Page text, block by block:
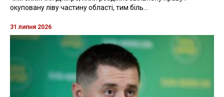
окуповану ліву частину області, тим біль...
31 липня 2026